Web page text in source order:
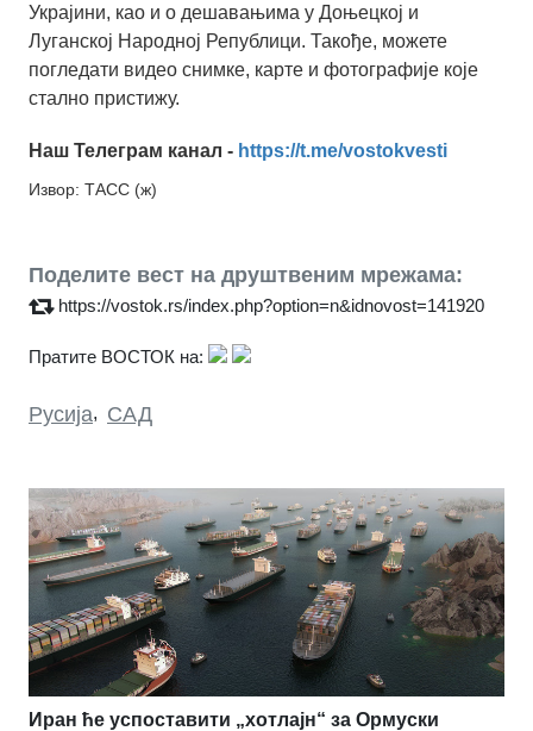
Украјини, као и о дешавањима у Доњецкој и
Луганској Народној Републици. Такође, можете
погледати видео снимке, карте и фотографије које
стално пристижу.
Наш Телеграм канал - https://t.me/vostokvesti
Извор: ТАСС (ж)
Поделите вест на друштвеним мрежама:
https://vostok.rs/index.php?option=n&idnovost=141920
Пратите ВОСТОК на:
Русија, САД
Иран ће успоставити „хотлајн“ за Ормуски